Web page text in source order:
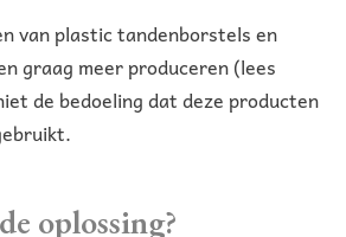
van plastic tandenborstels en
graag meer produceren (lees
de bedoeling dat deze producten
oplossing?